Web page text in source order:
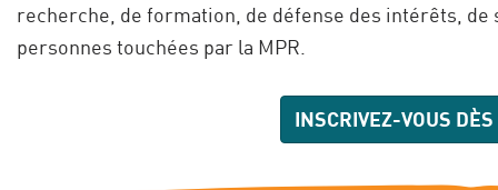
recherche, de formation, de défense des intérêts,
personnes touchées par la MPR.
INSCRIVEZ-VOUS